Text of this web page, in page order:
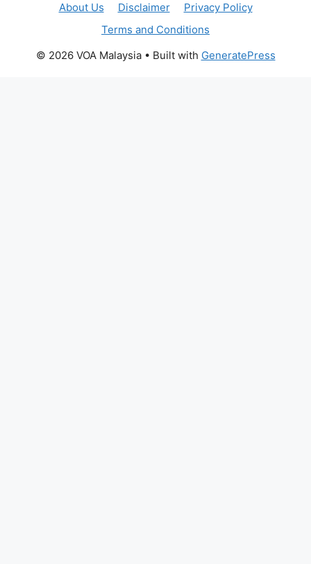
About Us Disclaimer
Privacy Policy
Terms and Conditions
© 2026 VOA Malaysia• Built with GeneratePress